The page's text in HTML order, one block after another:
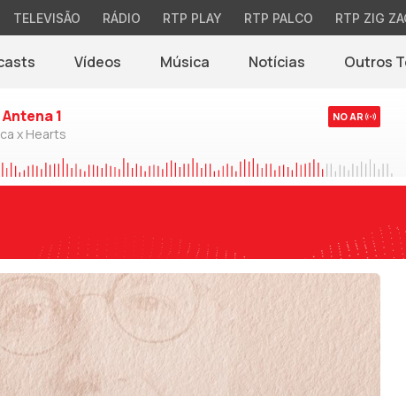
TELEVISÃO RÁDIO RTP PLAY RTP PALCO RTP ZIG
Vídeos Música Notícias(abre em nova
Outros
1
x Hearts
NO AR